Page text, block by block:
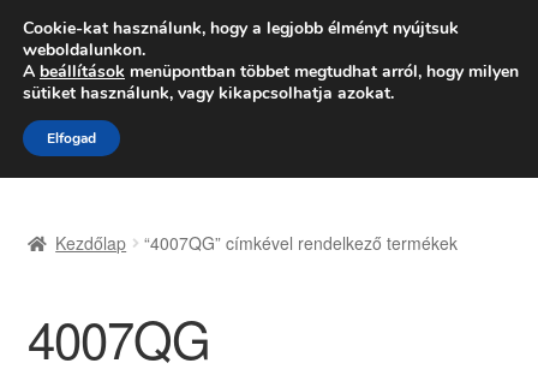
SZÁLLÍTÁS 2618 Ft-tól
Hétfő-Péntek 9:00–16:0006 80 088 054
Ugrás
a
navigációhoz
Kilépés
a
tartalomba
Adatvédelmi irányelvek
Felhasználási feltételek
Kezdőlap “4007QG” címkével rendelkező termékek
4007QG
Cookie-kat használunk, hogy a legjobb élményt nyújtsuk
weboldalunkon.
A beállítások menüpontban többet megtudhat arról, hogy milyen
sütiket használunk, vagy kikapcsolhatja azokat.
Elfogad